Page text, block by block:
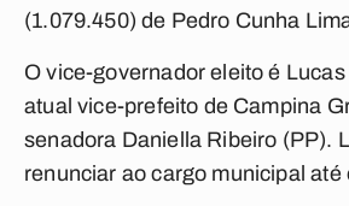
(1.079.450) de Pedro Cunha
O vice-governador eleito é
atual vice-prefeito de Campina
senadora Daniella Ribeiro (PP).
renunciar ao cargo municipal até